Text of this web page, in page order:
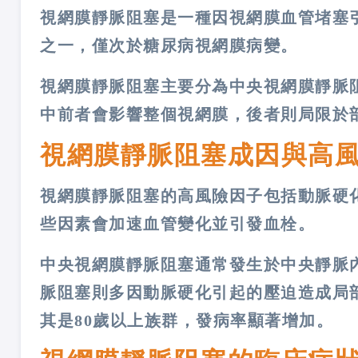
視網膜靜脈阻塞是一種因視網膜血管堵
之一，僅次於糖尿病視網膜病變​。
視網膜靜脈阻塞主要分為中央視網膜靜
中前者會影響整個視網膜，後者則局限於
視網膜靜脈阻塞成因與高
視網膜靜脈阻塞的高風險因子包括動脈
些因素會加速血管變化並引發血栓​。
中央視網膜靜脈阻塞通常發生於中央靜
脈阻塞則多因動脈硬化引起的壓迫造成
其是80歲以上族群，發病率顯著增加​。